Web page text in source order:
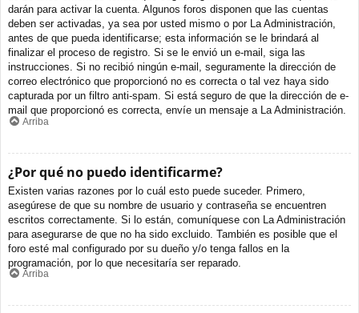
darán para activar la cuenta. Algunos foros disponen que las cuentas
deben ser activadas, ya sea por usted mismo o por La Administración,
antes de que pueda identificarse; esta información se le brindará al
finalizar el proceso de registro. Si se le envió un e-mail, siga las
instrucciones. Si no recibió ningún e-mail, seguramente la dirección de
correo electrónico que proporcionó no es correcta o tal vez haya sido
capturada por un filtro anti-spam. Si está seguro de que la dirección de e-
mail que proporcionó es correcta, envíe un mensaje a La Administración.
Arriba
¿Por qué no puedo identificarme?
Existen varias razones por lo cuál esto puede suceder. Primero,
asegúrese de que su nombre de usuario y contraseña se encuentren
escritos correctamente. Si lo están, comuníquese con La Administración
para asegurarse de que no ha sido excluido. También es posible que el
foro esté mal configurado por su dueño y/o tenga fallos en la
programación, por lo que necesitaría ser reparado.
Arriba